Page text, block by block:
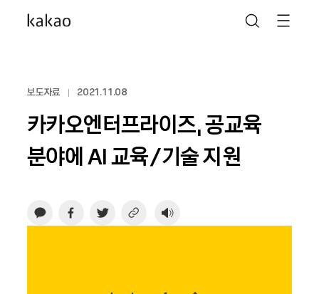
보도자료 2021.11.08
카카오엔터프라이즈, 공교육
분야에 AI 교육/기술 지원